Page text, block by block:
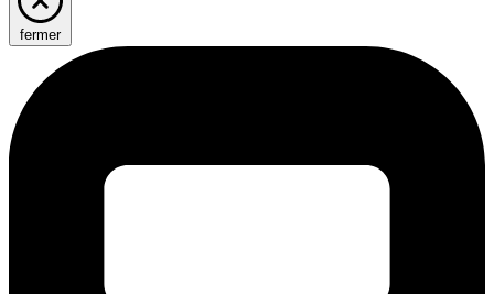
fermer